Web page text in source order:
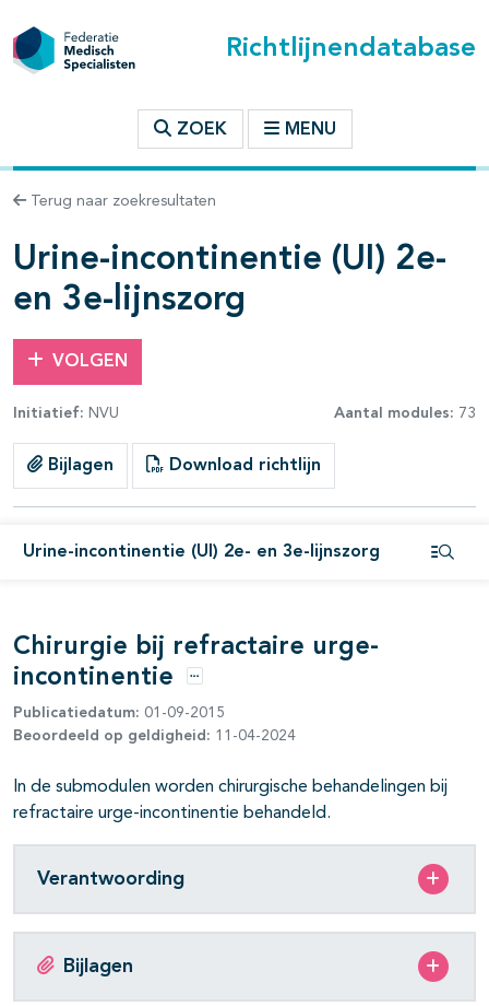
Richtlijnendatabase
ZOEK MENU
Terug naar zoekresultaten
Urine-incontinentie (UI) 2e-
en 3e-lijnszorg
VOLGEN
Initiatief: NVU Aantal modules: 73
Bijlagen Download richtlijn
Urine-incontinentie (UI) 2e- en 3e-lijnszorg
binnen deze richtlijn
open- en dichtklappen
open- en dichtklappen
open- en dichtklappen
open- en dichtklappen
open- en dichtklappen
Chirurgie bij refractaire urge-
incontinentie
Opties
Publicatiedatum: 01-09-2015
Beoordeeld op geldigheid: 11-04-2024
In de submodulen worden chirurgische behandelingen bij
refractaire urge-incontinentie behandeld.
Verantwoording
Bijlagen